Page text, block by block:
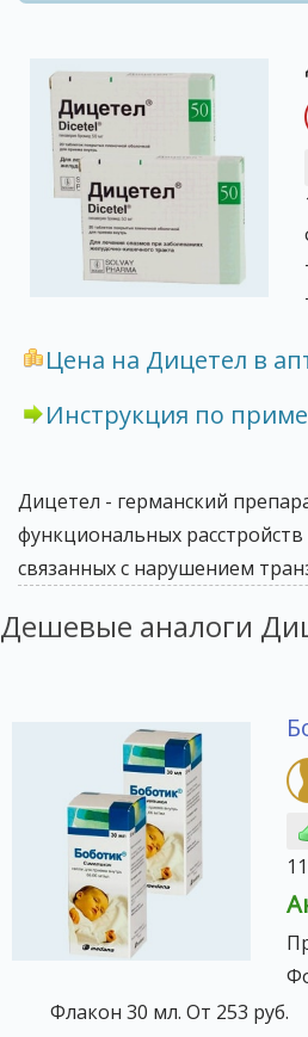
Цена на Дицетел в
Инструкция по
Дицетел - германский
функциональных
связанных с нарушением
Дешевые аналоги
Флакон 30 мл. От 253 руб.